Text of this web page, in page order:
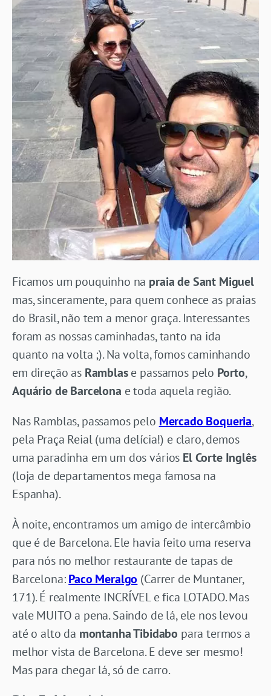
Ficamos um pouquinho na praia de Sant Miguel
mas, sinceramente, para quem conhece as praias
do Brasil, não tem a menor graça. Interessantes
foram as nossas caminhadas, tanto na ida
quanto na volta ;). Na volta, fomos caminhando
em direção as Ramblase passamos pelo Porto,
Aquário de Barcelona e toda aquela região.
Nas Ramblas, passamos pelo Mercado Boqueria,
pela Praça Reial (uma delícia!) e claro, demos
uma paradinha em um dos vários El Corte Inglês
(loja de departamentos mega famosa na
Espanha).
À noite, encontramos um amigo de intercâmbio
que é de Barcelona. Ele havia feito uma reserva
para nós no melhor restaurante de tapas de
Barcelona: Paco Meralgo (Carrer de Muntaner,
171). É realmente INCRÍVEL e fica LOTADO. Mas
vale MUITO a pena. Saindo de lá, ele nos levou
até o alto da montanha Tibidabo para termos a
melhor vista de Barcelona. E deve ser mesmo!
Mas para chegar lá, só de carro.